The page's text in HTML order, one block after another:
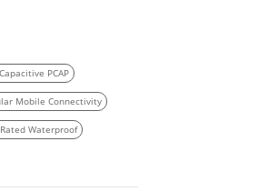
등급
널 PC
스플레이
PCAP
Mobile Connectivity
Waterproof